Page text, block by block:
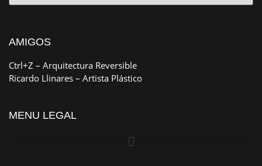
AMIGOS
Ctrl+Z – Arquitectura Reversible
Ricardo Llinares – Artista Plástico
MENU LEGAL